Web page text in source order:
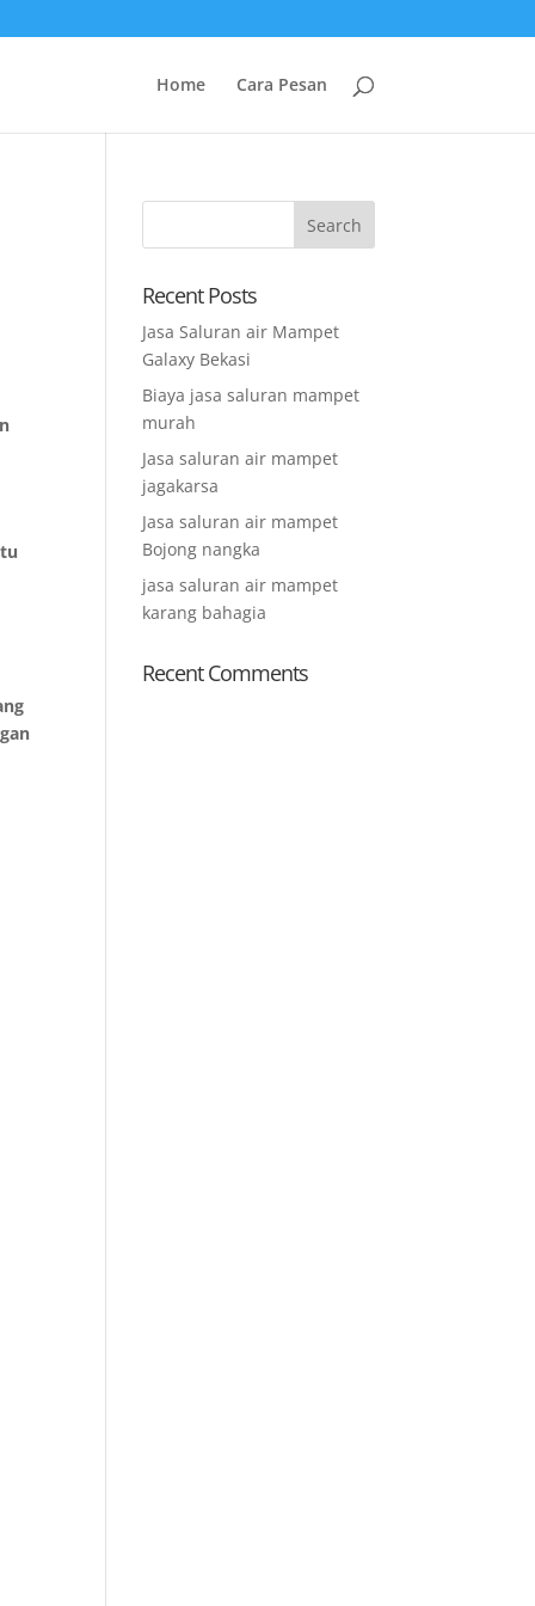
Home Cara Pesan
Recent Posts
Jasa Saluran air Mampet
Galaxy Bekasi
Biaya jasa saluran mampet
murah
Jasa saluran air mampet
jagakarsa
Jasa saluran air mampet
Bojong nangka
jasa saluran air mampet
karang bahagia
Recent Comments